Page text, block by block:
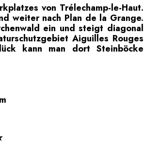
von Trélechamp-le-Haut.
weiter nach Plan de la Grange.
ein und steigt diagonal
Aiguilles Rouges
kann man dort Steinböcke